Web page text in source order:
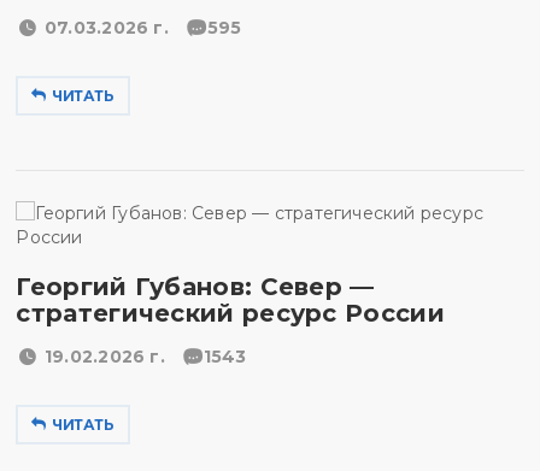
07.03.2026 г. 595
ЧИТАТЬ
Георгий Губанов: Север —
стратегический ресурс России
19.02.2026 г. 1543
ЧИТАТЬ